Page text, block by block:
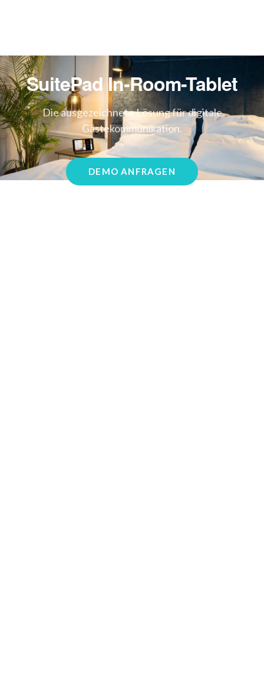
SuitePad In-Room-Tablet
Die ausgezeichnete Lösung für digitale
Gästekommunikation.
DEMO ANFRAGEN